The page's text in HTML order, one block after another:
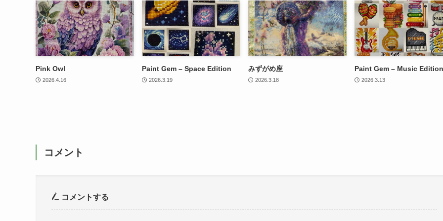
Pink Owl
2026.4.16
Paint Gem – Space Edition
2026.3.19
みずがめ座
2026.3.18
Paint Gem – Music Edition
2026.3.13
コメント
コメントする